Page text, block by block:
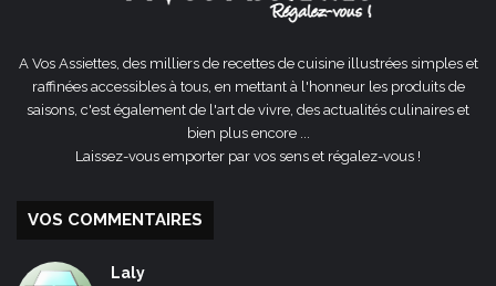
A Vos Assiettes, des milliers de recettes de cuisine illustrées simples et
raffinées accessibles à tous, en mettant à l'honneur les produits de
saisons, c'est également de l'art de vivre, des actualités culinaires et
bien plus encore ...
Laissez-vous emporter par vos sens et régalez-vous !
VOS COMMENTAIRES
Laly